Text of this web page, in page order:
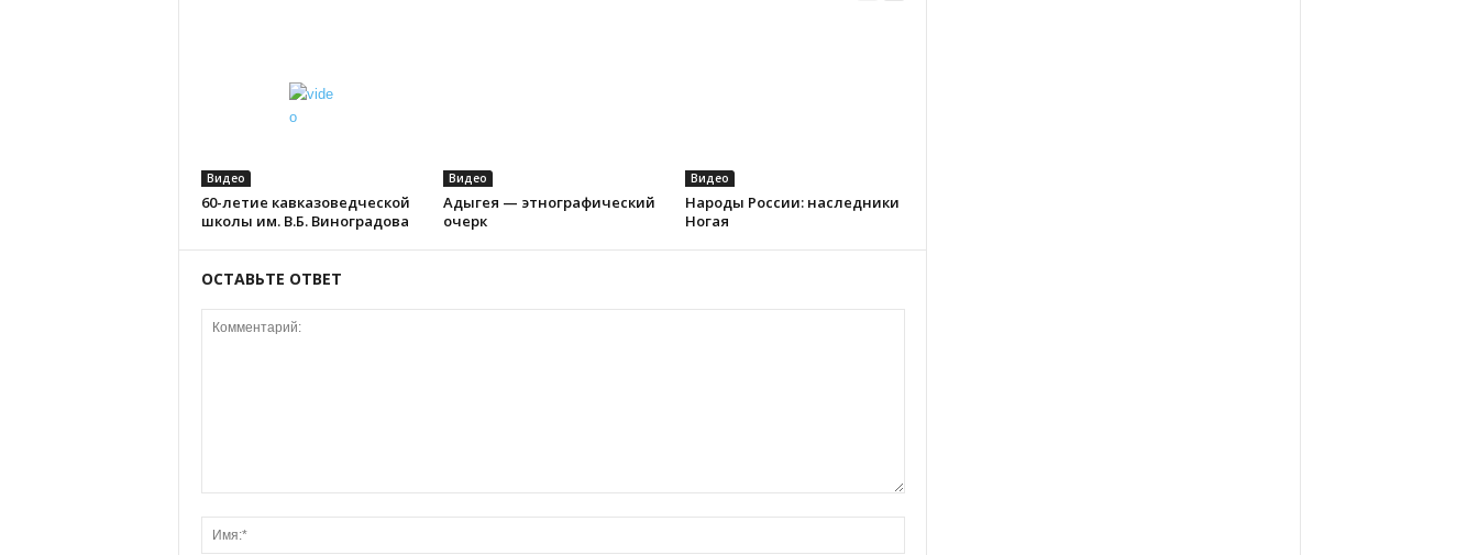
Видео
60-летие кавказоведческой
школы им. В.Б. Виноградова
Видео
Адыгея — этнографический
очерк
Видео
Народы России: наследники
Ногая
ОСТАВЬТЕ ОТВЕТ